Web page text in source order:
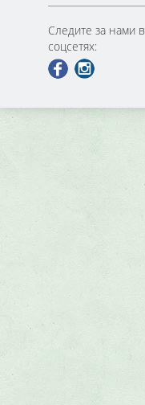
Следите за нами в
соцсетях: